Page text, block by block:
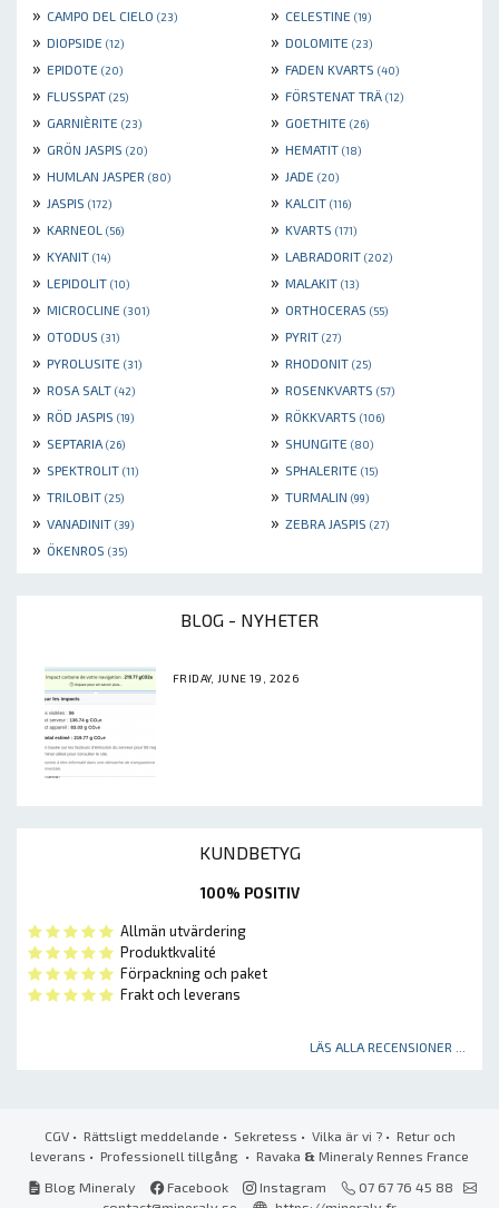
» CAMPO DEL CIELO (23) » CELESTINE (19)
» DIOPSIDE (12) » DOLOMITE (23)
» EPIDOTE (20) » FADEN KVARTS (40)
» FLUSSPAT (25) » FÖRSTENAT TRÄ (12)
» GARNIÈRITE (23) » GOETHITE (26)
» GRÖN JASPIS (20) » HEMATIT (18)
» HUMLAN JASPER (80) » JADE (20)
» JASPIS (172) » KALCIT (116)
» KARNEOL (56) » KVARTS (171)
» KYANIT (14) » LABRADORIT (202)
» LEPIDOLIT (10) » MALAKIT (13)
» MICROCLINE (301) » ORTHOCERAS (55)
» OTODUS (31) » PYRIT (27)
» PYROLUSITE (31) » RHODONIT (25)
» ROSA SALT (42) » ROSENKVARTS (57)
» RÖD JASPIS (19) » RÖKKVARTS (106)
» SEPTARIA (26) » SHUNGITE (80)
» SPEKTROLIT (11) » SPHALERITE (15)
» TRILOBIT (25) » TURMALIN (99)
» VANADINIT (39) » ZEBRA JASPIS (27)
» ÖKENROS (35)
BLOG - NYHETER
FRIDAY, JUNE 19, 2026
KUNDBETYG
100% POSITIV
Allmän utvärdering
Produktkvalité
Förpackning och paket
Frakt och leverans
LÄS ALLA RECENSIONER ...
CGV• Rättsligt meddelande • Sekretess • Vilka är vi ?• Retur och
leverans • Professionell tillgång • Ravaka & Mineraly Rennes France
Blog Mineraly
Facebook Instagram
07 67 76 45 88